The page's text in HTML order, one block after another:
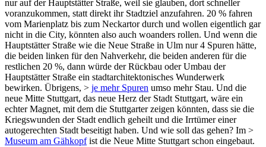
nur auf der Hauptstätter Straße, weil sie glauben, dort schneller
voranzukommen, statt direkt ihr Stadtziel anzufahren. 20 % fahren
vom Marienplatz bis zum Neckartor durch und wollen eigentlich gar
nicht in die City, könnten also auch woanders rollen. Und wenn die
Hauptstätter Straße wie die Neue Straße in Ulm nur 4 Spuren hätte,
die beiden linken für den Nahverkehr, die beiden anderen für die
restlichen 20 %, dann würde der Rückbau oder Umbau der
Hauptstätter Straße ein stadtarchitektonisches Wunderwerk
bewirken. Übrigens, > je mehr Spuren umso mehr Stau. Und die
neue Mitte Stuttgart, das neue Herz der Stadt Stuttgart, wäre ein
echter Magnet, mit dem die Stuttgarter zeigen könnten, dass sie die
Kriegswunden der Stadt endlich geheilt und die Irrtümer einer
autogerechten Stadt beseitigt haben. Und wie soll das gehen? Im >
Museum am Gähkopfist die Neue Mitte Stuttgart schon eingebaut.